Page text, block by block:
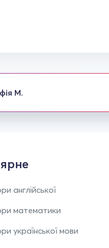
М.
англійської
математики
української мови